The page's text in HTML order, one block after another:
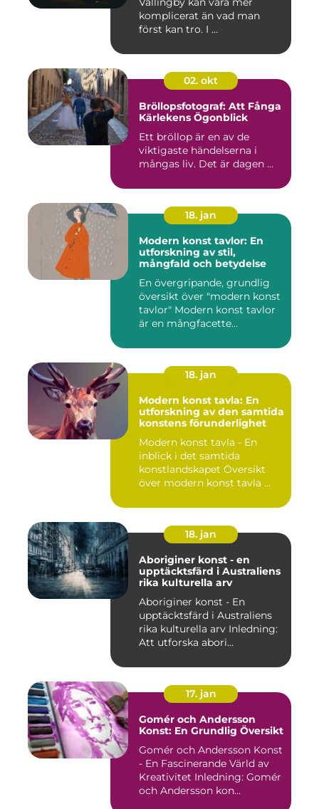
komplicerat än vad man
först kan tro. I ...
02. okt
Bröllopsfotograf: Att Fånga
Kärlekens Ögonblick
Ett bröllop är en av de
viktigaste händelserna i
mångas liv. Det är dagen ...
18. jan
Modern konst tavlor: En
utforskning av stil,
mångfald och betydelse
En övergripande, grundlig
översikt över "modern konst
tavlor" Modern konst tavlor
är en mångfacette...
18. jan
Modern konst tavla: En
utforskning av den samtida
konstens förunderlighet
Modern konst tavla - En
inblick i det samtida
konstlandskapet Översikt
över modern konst tavla ...
18. jan
Aboriginer konst - en
upptäcktsfärd i Australiens
rika kulturella arv
Aboriginer konst - En
upptäcktsfärd i Australiens
rika kulturella arv Inledning:
Att utforska abori...
17. jan
Gomér och Andersson
Konst: En Grundlig Översikt
Gomér och Andersson Konst
- En Fascinerande Värld av
Kreativitet Inledning: Gomér
och Andersson kon...